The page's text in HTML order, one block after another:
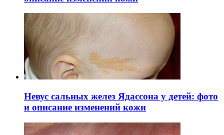
Невус сальных желез Ядассона у детей: фото
и описание изменений кожи